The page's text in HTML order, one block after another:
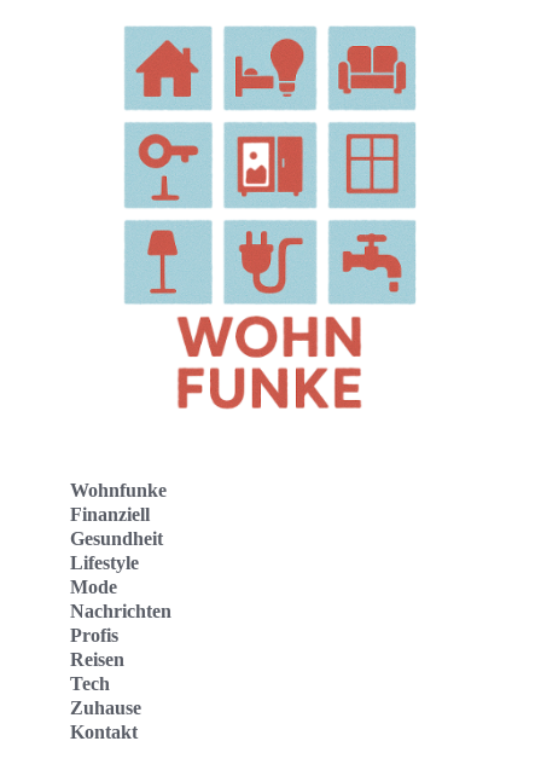
Wohnfunke
Finanziell
Gesundheit
Lifestyle
Mode
Nachrichten
Profis
Reisen
Tech
Zuhause
Kontakt